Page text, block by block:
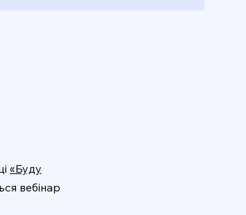
«Буду
вебінар